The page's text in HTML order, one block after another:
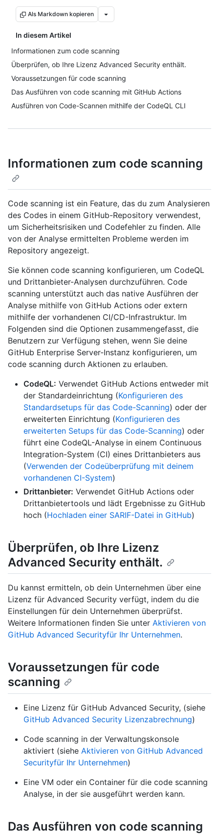
Als Markdown kopieren
In diesem Artikel
Informationen zum code scanning
Überprüfen, ob Ihre Lizenz Advanced Security enthält.
Voraussetzungen für code scanning
Das Ausführen von code scanning mit GitHub Actions
Ausführen von Code-Scannen mithilfe der CodeQL CLI
Informationen zum code scanning
Code scanning ist ein Feature, das du zum Analysieren
des Codes in einem GitHub-Repository verwendest,
um Sicherheitsrisiken und Codefehler zu finden. Alle
von der Analyse ermittelten Probleme werden im
Repository angezeigt.
Sie können code scanning konfigurieren, um CodeQL
und Drittanbieter-Analysen durchzuführen. Code
scanning unterstützt auch das native Ausführen der
Analyse mithilfe von GitHub Actions oder extern
mithilfe der vorhandenen CI/CD-Infrastruktur. Im
Folgenden sind die Optionen zusammengefasst, die
Benutzern zur Verfügung stehen, wenn Sie deine
GitHub Enterprise Server-Instanz konfigurieren, um
code scanning durch Aktionen zu erlauben.
CodeQL: Verwendet GitHub Actions entweder mit
der Standardeinrichtung (Konfigurieren des
Standardsetups für das Code-Scanning) oder der
erweiterten Einrichtung (Konfigurieren des
erweiterten Setups für das Code-Scanning) oder
führt eine CodeQL-Analyse in einem Continuous
Integration-System (CI) eines Drittanbieters aus
(Verwenden der Codeüberprüfung mit deinem
vorhandenen CI-System)
Drittanbieter: Verwendet GitHub Actions oder
Drittanbietertools und lädt Ergebnisse zu GitHub
hoch (Hochladen einer SARIF-Datei in GitHub)
Überprüfen, ob Ihre Lizenz
Advanced Security enthält.
Du kannst ermitteln, ob dein Unternehmen über eine
Lizenz für Advanced Security verfügt, indem du die
Einstellungen für dein Unternehmen überprüfst.
Weitere Informationen finden Sie unter Aktivieren von
GitHub Advanced Securityfür Ihr Unternehmen.
Voraussetzungen für code
scanning
Eine Lizenz für GitHub Advanced Security, (siehe
GitHub Advanced Security Lizenzabrechnung)
Code scanning in der Verwaltungskonsole
aktiviert (siehe Aktivieren von GitHub Advanced
Securityfür Ihr Unternehmen)
Eine VM oder ein Container für die code scanning
Analyse, in der sie ausgeführt werden kann.
Das Ausführen von code scanning